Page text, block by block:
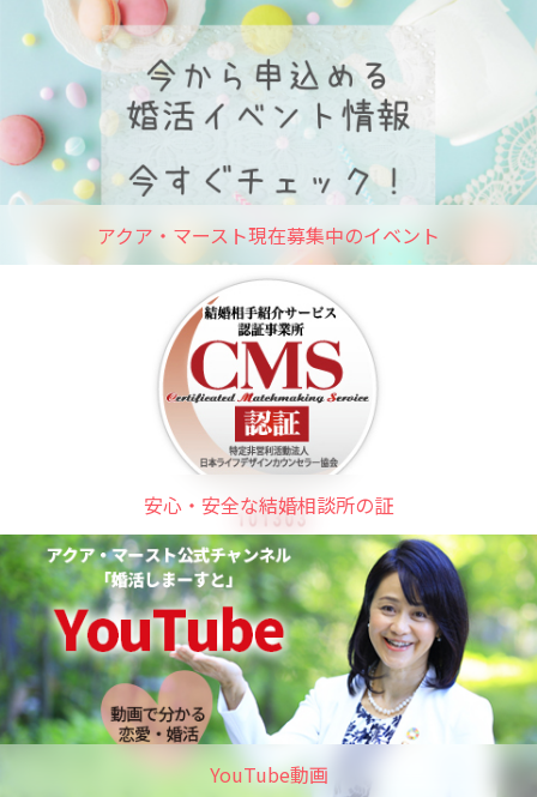
アクア・マースト現在募集中のイベント
安心・安全な結婚相談所の証
YouTube動画